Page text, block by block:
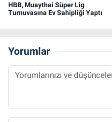
HBB, Muaythai Süper Lig
Turnuvasına Ev Sahipliği Yaptı
Yorumlar